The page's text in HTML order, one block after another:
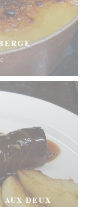
AUX DEUX